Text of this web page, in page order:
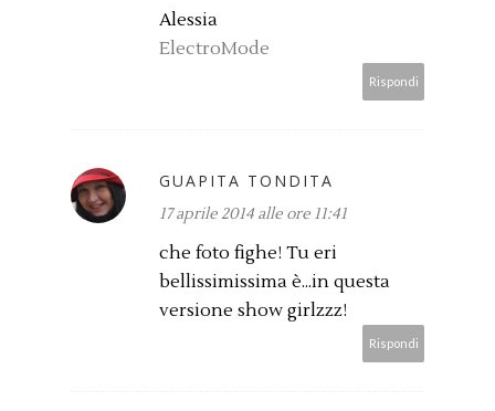
Alessia
ElectroMode
Rispondi
GUAPITA TONDITA
17 aprile 2014 alle ore 11:41
che foto fighe! Tu eri
bellissimissima è...in questa
versione show girlzzz!
Rispondi